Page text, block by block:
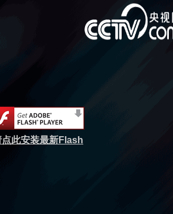
点此安装最新Flash